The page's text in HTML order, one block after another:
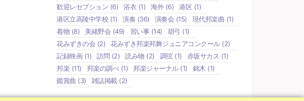
歓迎レセプション (6) 浴衣 (1) 海外(6) 港区 (1)
港区立高陵中学校 (1) 演奏 (36) 演奏会 (15) 現代邦楽曲 (1)
着物 (8) 美緒野会 (49) 習い事(14) 胡弓 (1)
花みずきの会 (2) 花みずき邦楽邦舞ジュニアコンクール(2)
記録映画(1) 訪問 (2) 読み物 (2) 調弦(1) 赤坂サカス (1)
邦楽 (11) 邦楽の調べ(1) 邦楽ジャーナル(1) 銘木 (1)
鑑賞曲 (3) 雑誌掲載(2)